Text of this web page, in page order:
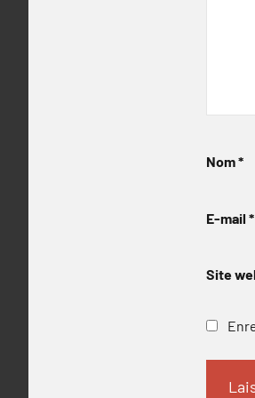
Nom*
E-mail *
Site